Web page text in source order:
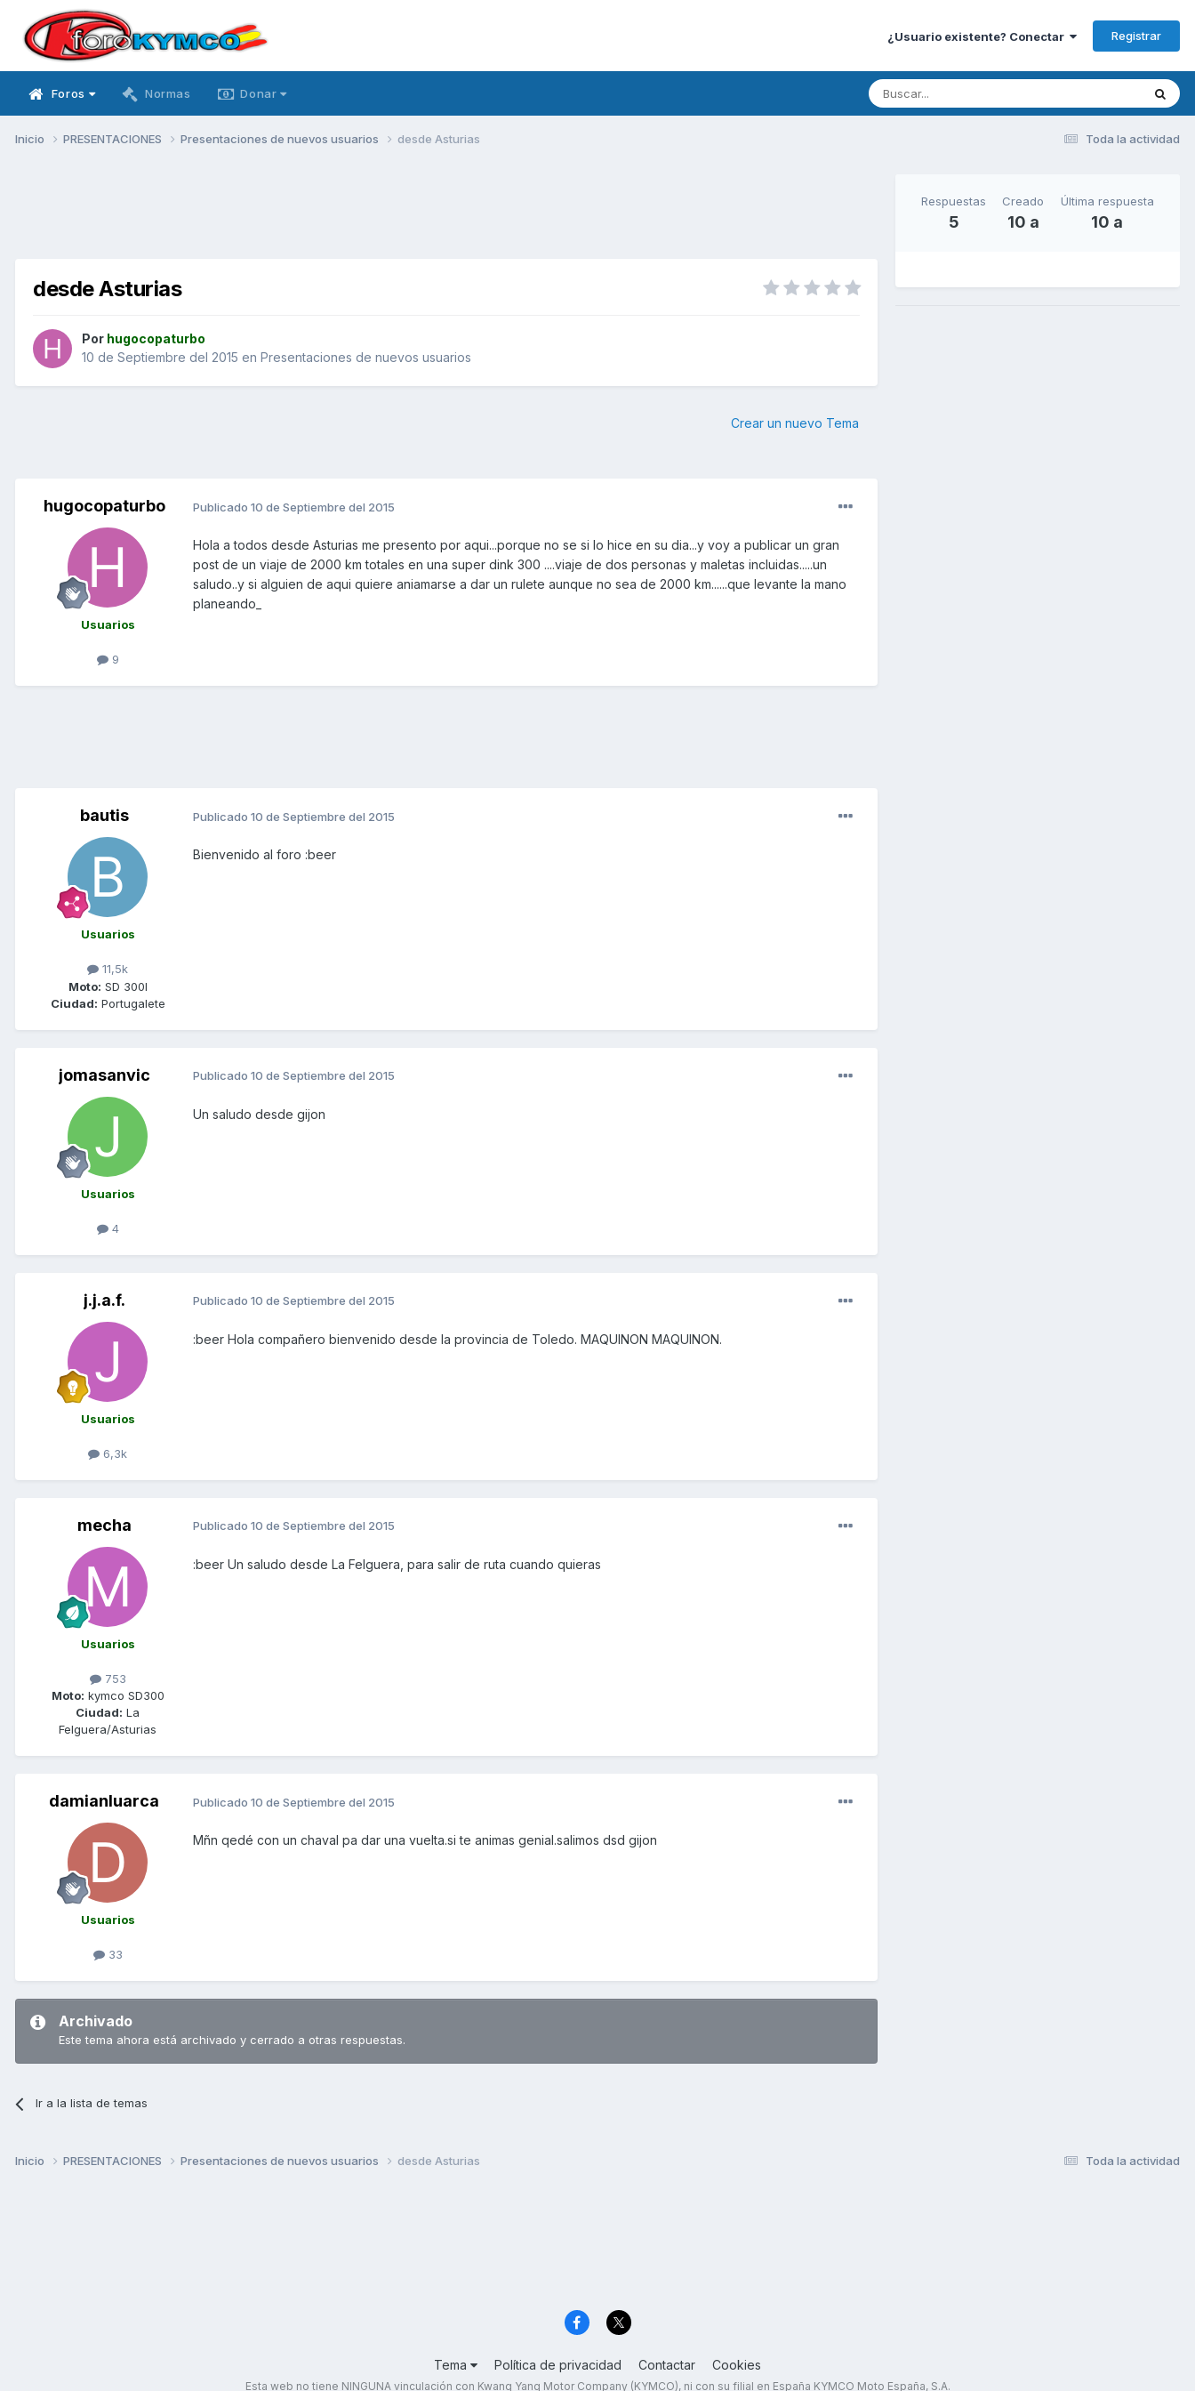
¿Usuario existente? Conectar Registrar
Foros Normas Donar
Toda la actividad
Inicio PRESENTACIONES Presentaciones de nuevos usuarios desde Asturias
desde Asturias
Por hugocopaturbo
10 de Septiembre del 2015 en Presentaciones de nuevos usuarios
Crear un nuevo Tema
hugocopaturbo
Usuarios
9
Publicado 10 de Septiembre del 2015
Hola a todos desde Asturias me presento por aqui...porque no se si lo hice en su dia...y voy a publicar un gran
post de un viaje de 2000 km totales en una super dink 300 ....viaje de dos personas y maletas incluidas.....un
saludo..y si alguien de aqui quiere aniamarse a dar un rulete aunque no sea de 2000 km......que levante la mano
planeando_
bautis
Usuarios
11,5k
Moto: SD 300I
Ciudad: Portugalete
Publicado 10 de Septiembre del 2015
Bienvenido al foro :beer
jomasanvic
Usuarios
4
Publicado 10 de Septiembre del 2015
Un saludo desde gijon
j.j.a.f.
Usuarios
6,3k
Publicado 10 de Septiembre del 2015
:beer Hola compañero bienvenido desde la provincia de Toledo. MAQUINON MAQUINON.
mecha
Usuarios
753
Moto: kymco SD300
Ciudad: La
Felguera/Asturias
Publicado 10 de Septiembre del 2015
:beer Un saludo desde La Felguera, para salir de ruta cuando quieras
damianluarca
Usuarios
33
Publicado 10 de Septiembre del 2015
Mñn qedé con un chaval pa dar una vuelta.si te animas genial.salimos dsd gijon
Archivado
Este tema ahora está archivado y cerrado a otras respuestas.
Ir a la lista de temas
Respuestas
5
Creado
10 a
Última respuesta
10 a
Toda la actividad
Inicio PRESENTACIONES Presentaciones de nuevos usuarios desde Asturias
Tema Política de privacidad Contactar Cookies
Esta web no tiene NINGUNA vinculación con Kwang Yang Motor Company (KYMCO), ni con su filial en España KYMCO Moto España, S.A.